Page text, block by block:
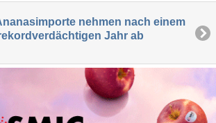
nehmen nach einem
Jahr ab